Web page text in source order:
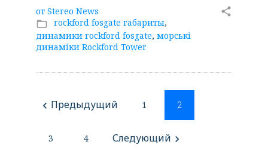
от Stereo News
folder_open rockford fosgate габариты,
динамики rockford fosgate, морські
динаміки Rockford Tower
share
Навигация
по
записям
navigate_before Предыдущий 1 2
3 4 Следующий navigate_next